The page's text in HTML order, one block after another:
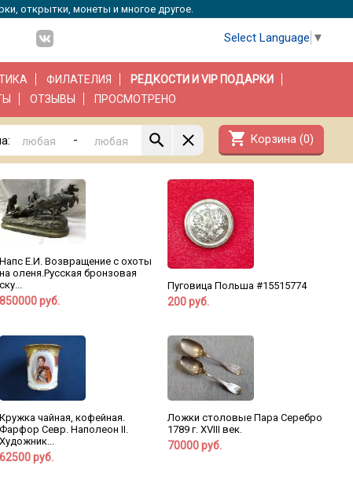
открытки, монеты и многое другое.
Select Language ▼
ФИЛАТЕЛИЯ
РЕДКОСТИ И VIP ПОДАРКИ
ОТЗЫВЫ ПРОСМОТРЕНО
- shopping_cart Корзина (0)
Напс Е.И. Возвращение с охоты
на оленя.Русская бронзовая
ску...
850000 руб.
Пуговица Польша #15515774
200 руб.
Кружка чайная, кофейная.
Фарфор Севр. Наполеон II.
Художник...
62500 руб.
Ложки столовые Пара Серебро
1789 г. XVIII век.
70000 руб.